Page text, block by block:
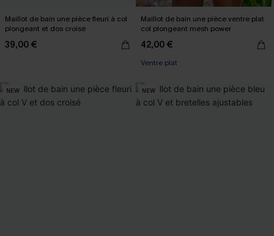
Maillot de bain une pièce fleuri à col
plongeant et dos croisé
39,00 €
Maillot de bain une pièce ventre plat
col plongeant mesh power
42,00 €
Ventre plat
NEW NEW